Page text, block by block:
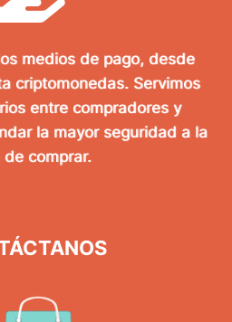
medios de pago, desde
criptomonedas. Servimos
entre compradores y
la mayor seguridad a la
de comprar.